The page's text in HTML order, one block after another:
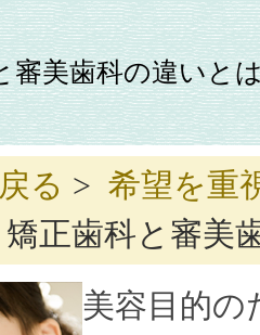
審美歯科の違いと
る > 希望を重
矯正歯科と審美
美容目的の